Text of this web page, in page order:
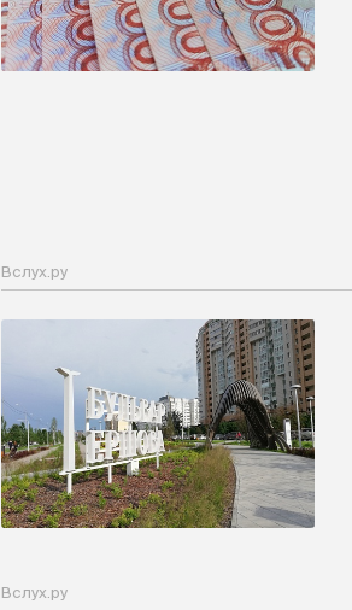
Вслух.ру
Вслух.ру